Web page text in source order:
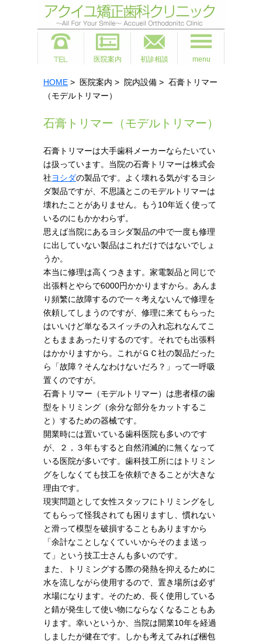
医院案内 初診相談 menu
HOME > 医院案内 > 院内設備 > 石膏トリマー
（モデルトリマー）
石膏トリマー（モデルトリマー）
石膏トリマーは大手歯科メーカーならたいてい
は扱っています。当院の石膏トリマーは株式会
社ヨシダの製品です。よく壊れる気がするヨシ
ダ製品ですが、不思議とこのモデルトリマーは
壊れたことがありません。もう10年近く使って
いるのにもかかわらず。
思えば当院にあるヨシダ製品の中で一度も修理
に出していない製品はこれだけではないでしょ
うか。
本当に修理は高くつきます。家電製品と同じで
出張料とやらで6000円かかりますから。あんま
り頻繁に故障するので一々考えないんで修理を
依頼してしまうのですが、修理に来てもらった
はいいけど単なるスイッチの入れ忘れなんてこ
ともままあったりするのです。それでも出張料
はかかりますから。これがＧＣ社の製品だった
ら「故障？そんなわけないだろ？」って一呼吸
置くのですが。
石膏トリマー（モデルトリマー）は患者様の歯
型をトリミング（余分な部分をカットするこ
と）するための器械です。
開業時には置いている歯科医院も多いのです
が、２，３年もすると自然消滅的に無くなって
いる医院が多いです。歯科技工所にはトリミン
グをしなくても技工を依頼できることが大きな
理由です。
現実問題として女性スタッフにトリミングをし
てもらって怪我されても困りますし、慣れない
と滑って模型を破損することもありますから
「余計なことしなくていいからそのまま送っ
て」という技工士さんも多いのです。
また、トリミングする際の発熱を抑えるために
水を流しながら使用するので、置き場所は必ず
水場になります。そのため、長く使用している
と錆が発生して使い物にならなくなることもあ
ります。幸いというか、当院は開業10年を経過
しましたが健在です。しかも考えてみれば梱包